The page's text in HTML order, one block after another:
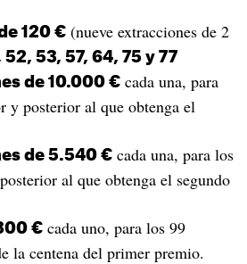
120 €(nueve extracciones de 2
52, 53, 57, 64, 75 y 77
de 10.000 €cada una, para
y posterior al que obtenga el
de 5.540 €cada una, para los
al que obtenga el segundo
€cada uno, para los 99
la centena del primer premio.